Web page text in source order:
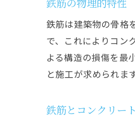
鉄筋は建築物の骨格
で、これによりコン
よる構造の損傷を最
と施工が求められます
鉄筋とコンクリー